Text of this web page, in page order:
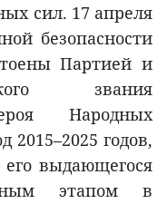
сил. 17 апреля
безопасности
Партией и
звания
Народных
годов,
его выдающегося
этапом в